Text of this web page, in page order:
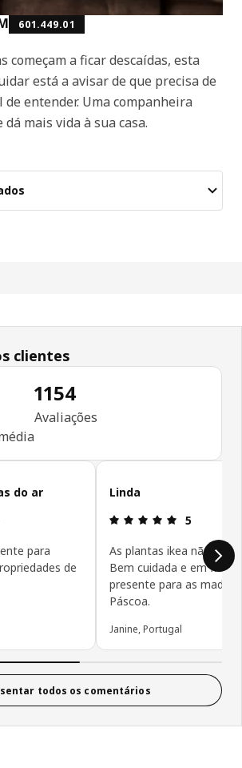
601.449.01
começam a ficar descaídas, esta
está a avisar de que precisa de
de entender. Uma companheira
mais vida à sua casa.
clientes
4.6 de 5 estrelas. Total de
1154
Avaliações
cliente
do ar
5 de 5 estrelas.
para
de
Linda
5
As plantas ikea não
Bem cuidada e em flor,
presente para as
Páscoa.
Janine, Portugal
todos os comentários